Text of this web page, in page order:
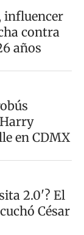
influencer
contra
años
en CDMX
2.0'? El
César